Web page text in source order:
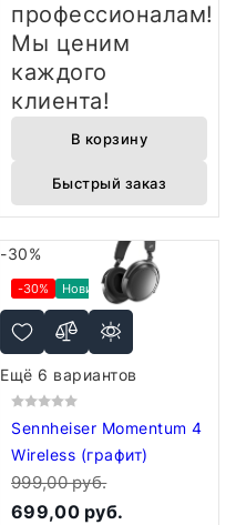
профессионалам!
Мы ценим
каждого
клиента!
В корзину
Быстрый заказ
-30%
-30% Новинка
Ещё 6 вариантов
Sennheiser Momentum 4
Wireless (графит)
999,00 руб.
699,00 руб.